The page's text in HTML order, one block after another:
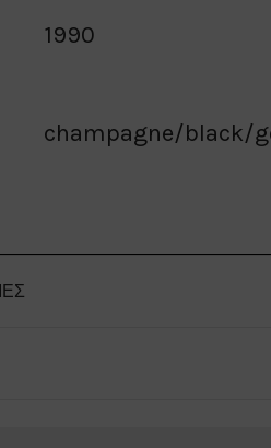
1990
champagne/black/